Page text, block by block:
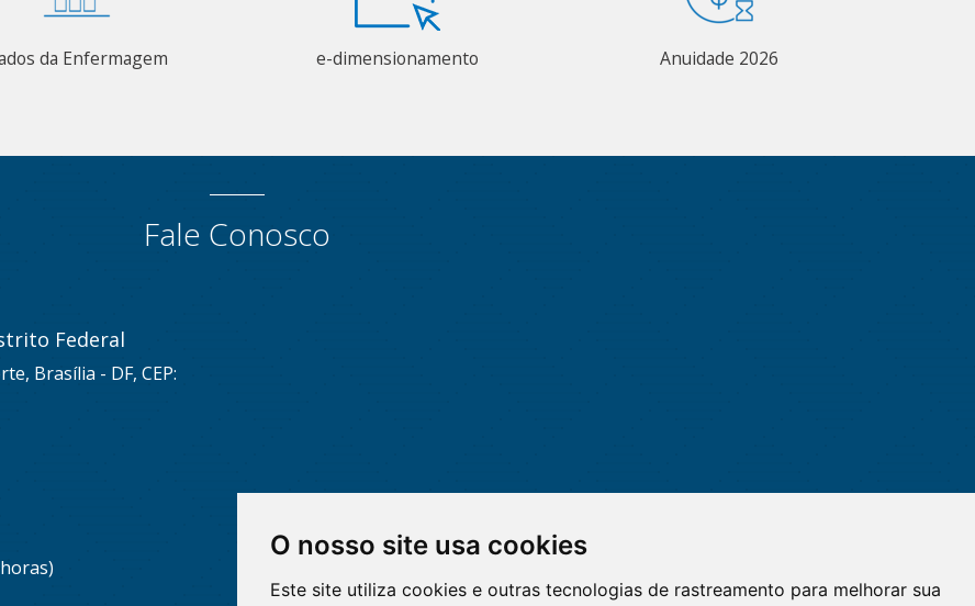
O nosso site usa cookies
Este site utiliza cookies e outras tecnologias de rastreamento para melhorar sua
da Enfermagem e-dimensionamento Anuidade 2026
Fale Conosco
Federal
Brasília - DF, CEP: